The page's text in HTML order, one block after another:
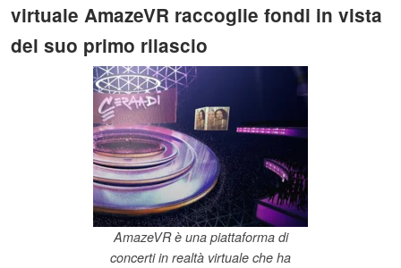
virtuale AmazeVR raccoglie fondi in vista
del suo primo rilascio
AmazeVR è una piattaforma di
concerti in realtà virtuale che ha